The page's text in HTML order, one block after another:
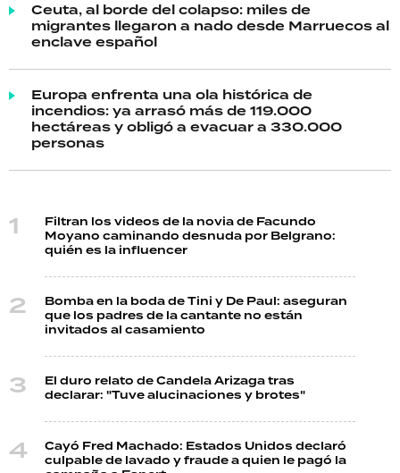
Ceuta, al borde del colapso: miles de
migrantes llegaron a nado desde Marruecos al
enclave español
Europa enfrenta una ola histórica de
incendios: ya arrasó más de 119.000
hectáreas y obligó a evacuar a 330.000
personas
Filtran los videos de la novia de Facundo
Moyano caminando desnuda por Belgrano:
quién es la influencer
Bomba en la boda de Tini y De Paul: aseguran
que los padres de la cantante no están
invitados al casamiento
El duro relato de Candela Arizaga tras
declarar: "Tuve alucinaciones y brotes"
Cayó Fred Machado: Estados Unidos declaró
culpable de lavado y fraude a quien le pagó la